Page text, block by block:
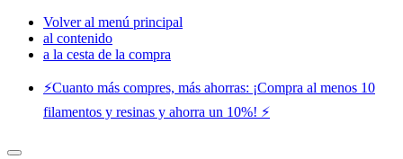
Volver al menú principal
al contenido
a la cesta de la compra
⚡️Cuanto más compres, más ahorras: ¡Compra al menos 10
filamentos y resinas y ahorra un 10%! ⚡️